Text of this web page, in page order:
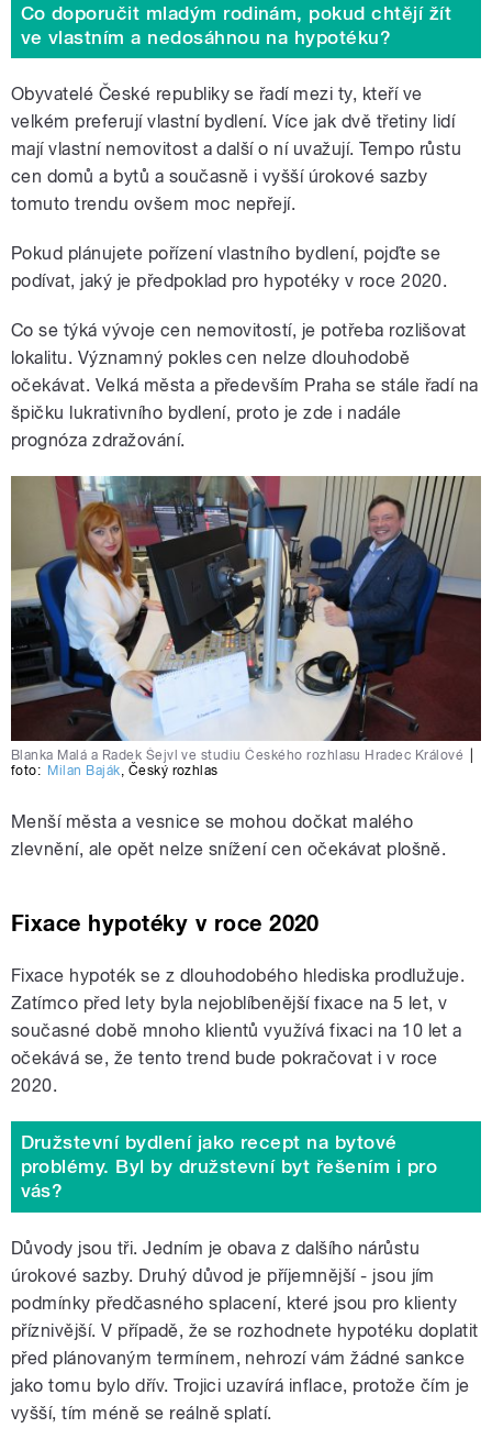
Co doporučit mladým rodinám, pokud chtějí žít
ve vlastním a nedosáhnou na hypotéku?
Obyvatelé České republiky se řadí mezi ty, kteří ve
velkém preferují vlastní bydlení. Více jak dvě třetiny lidí
mají vlastní nemovitost a další o ní uvažují. Tempo růstu
cen domů a bytů a současně i vyšší úrokové sazby
tomuto trendu ovšem moc nepřejí.
Pokud plánujete pořízení vlastního bydlení, pojďte se
podívat, jaký je předpoklad pro hypotéky v roce 2020.
Co se týká vývoje cen nemovitostí, je potřeba rozlišovat
lokalitu. Významný pokles cen nelze dlouhodobě
očekávat. Velká města a především Praha se stále řadí na
špičku lukrativního bydlení, proto je zde i nadále
prognóza zdražování.
Blanka Malá a Radek Šejvl ve studiu Českého rozhlasu Hradec Králové
foto: Milan Baják, Český rozhlas
Menší města a vesnice se mohou dočkat malého
zlevnění, ale opět nelze snížení cen očekávat plošně.
Fixace hypotéky v roce 2020
Fixace hypoték se z dlouhodobého hlediska prodlužuje.
Zatímco před lety byla nejoblíbenější fixace na 5 let, v
současné době mnoho klientů využívá fixaci na 10 let a
očekává se, že tento trend bude pokračovat i v roce
2020.
Družstevní bydlení jako recept na bytové
problémy. Byl by družstevní byt řešením i pro
vás?
Důvody jsou tři. Jedním je obava z dalšího nárůstu
úrokové sazby. Druhý důvod je příjemnější - jsou jím
podmínky předčasného splacení, které jsou pro klienty
příznivější. V případě, že se rozhodnete hypotéku doplatit
před plánovaným termínem, nehrozí vám žádné sankce
jako tomu bylo dřív. Trojici uzavírá inflace, protože čím je
vyšší, tím méně se reálně splatí.